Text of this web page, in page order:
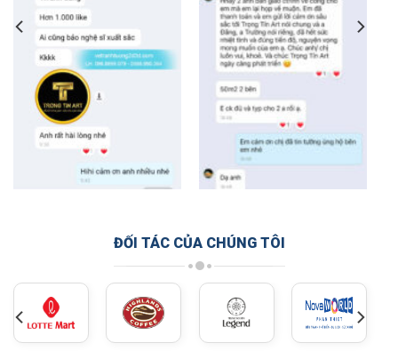
ĐỐI TÁC CỦA CHÚNG TÔI